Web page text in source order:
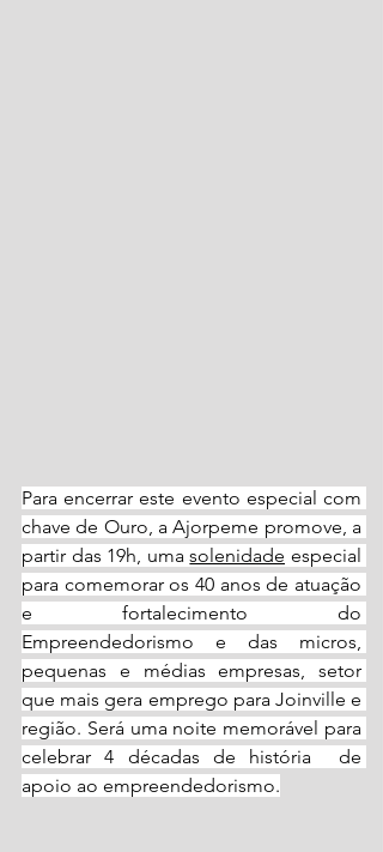
Para encerrar este evento especial com
chave de Ouro, a Ajorpeme promove, a
partir das 19h, uma solenidade especial
para comemorar os 40 anos de atuação
e fortalecimento do
Empreendedorismo e das micros,
pequenas e médias empresas, setor
que mais gera emprego para Joinville e
região. Será uma noite memorável para
celebrar 4 décadas de história  de
apoio ao empreendedorismo.